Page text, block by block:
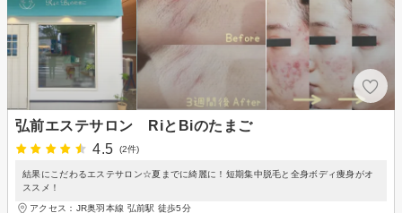
弘前エステサロン RiとBiのたまご
4.5
(2件)
結果にこだわるエステサロン☆夏までに綺麗に！短期集中脱毛と全身ボディ痩身がオ
ススメ！
アクセス：JR奥羽本線 弘前駅 徒歩5分